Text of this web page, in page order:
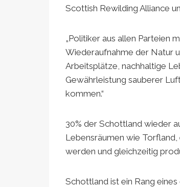
Scottish Rewilding Alliance
„Politiker aus allen Parteien
Wiederaufnahme der Natur
Arbeitsplätze, nachhaltige
Gewährleistung sauberer
kommen.“
30% der Schottland wieder
Lebensräumen wie
werden und gleichzeitig
Schottland ist ein Rang